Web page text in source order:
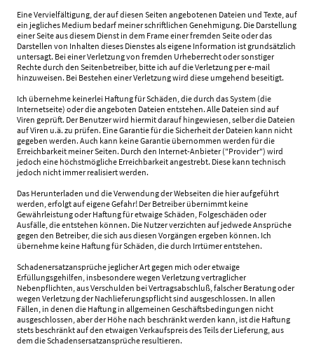
Eine Vervielfältigung, der auf diesen Seiten angebotenen Dateien und Texte, auf
ein jegliches Medium bedarf meiner schriftlichen Genehmigung. Die Darstellung
einer Seite aus diesem Dienst in dem Frame einer fremden Seite oder das
Darstellen von Inhalten dieses Dienstes als eigene Information ist grundsätzlich
untersagt. Bei einer Verletzung von fremden Urheberrecht oder sonstiger
Rechte durch den Seitenbetreiber, bitte ich auf die Verletzung per e-mail
hinzuweisen. Bei Bestehen einer Verletzung wird diese umgehend beseitigt.
Ich übernehme keinerlei Haftung für Schäden, die durch das System (die
Internetseite) oder die angeboten Dateien entstehen. Alle Dateien sind auf
Viren geprüft. Der Benutzer wird hiermit darauf hingewiesen, selber die Dateien
auf Viren u.ä. zu prüfen. Eine Garantie für die Sicherheit der Dateien kann nicht
gegeben werden. Auch kann keine Garantie übernommen werden für die
Erreichbarkeit meiner Seiten. Durch den Internet-Anbieter ("Provider") wird
jedoch eine höchstmögliche Erreichbarkeit angestrebt. Diese kann technisch
jedoch nicht immer realisiert werden.
Das Herunterladen und die Verwendung der Webseiten die hier aufgeführt
werden, erfolgt auf eigene Gefahr! Der Betreiber übernimmt keine
Gewährleistung oder Haftung für etwaige Schäden, Folgeschäden oder
Ausfälle, die entstehen können. Die Nutzer verzichten auf jedwede Ansprüche
gegen den Betreiber, die sich aus diesen Vorgängen ergeben können. Ich
übernehme keine Haftung für Schäden, die durch Irrtümer entstehen.
Schadenersatzansprüche jeglicher Art gegen mich oder etwaige
Erfüllungsgehilfen, insbesondere wegen Verletzung vertraglicher
Nebenpflichten, aus Verschulden bei Vertragsabschluß, falscher Beratung oder
wegen Verletzung der Nachlieferungspflicht sind ausgeschlossen. In allen
Fällen, in denen die Haftung in allgemeinen Geschäftsbedingungen nicht
ausgeschlossen, aber der Höhe nach beschränkt werden kann, ist die Haftung
stets beschränkt auf den etwaigen Verkaufspreis des Teils der Lieferung, aus
dem die Schadensersatzansprüche resultieren.